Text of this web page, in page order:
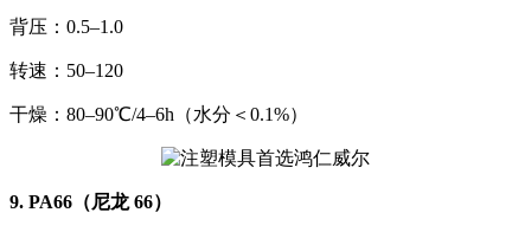
背压：0.5–1.0
转速：50–120
干燥：80–90℃/4–6h（水分＜0.1%）
9. PA66（尼龙 66）